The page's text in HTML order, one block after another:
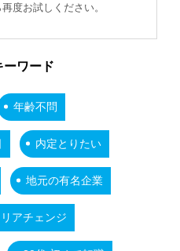
度お試しください。
ーワード
年齢不問
内定とりたい
地元の有名企業
アチェンジ